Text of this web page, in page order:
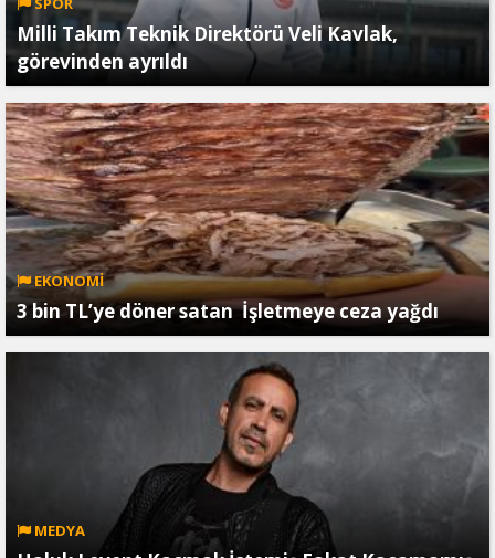
Milli Takım Teknik Direktörü Veli Kavlak,
görevinden ayrıldı
EKONOMİ
3 bin TL’ye döner satan İşletmeye ceza yağdı
MEDYA